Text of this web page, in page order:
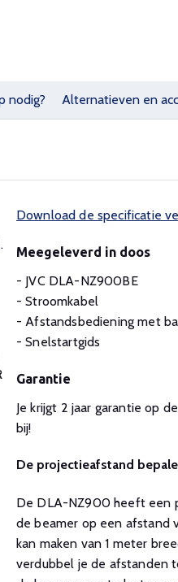
nodig? Alternatieven en
Download de specificatie
Meegeleverd in doos
- JVC DLA-NZ900BE
- Stroomkabel
- Afstandsbediening met
- Snelstartgids
Garantie
Je krijgt 2 jaar garantie op
bij!
De projectieafstand
De DLA-NZ900 heeft een
de beamer op een afstand
kan maken van 1 meter
verdubbel je de afstanden